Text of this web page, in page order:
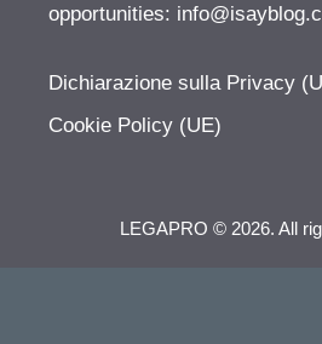
opportunities:
Dichiarazione sulla Privacy
Cookie Policy (UE)
LEGAPRO © 2026. All